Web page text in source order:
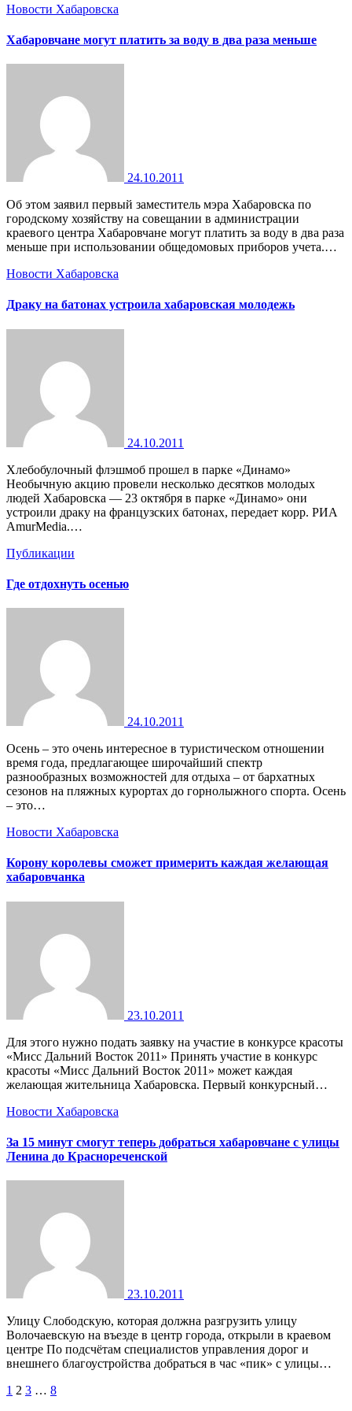
Новости Хабаровска
Хабаровчане могут платить за воду в два раза меньше
24.10.2011
Об этом заявил первый заместитель мэра Хабаровска по
городскому хозяйству на совещании в администрации
краевого центра Хабаровчане могут платить за воду в два раза
меньше при использовании общедомовых приборов учета.…
Новости Хабаровска
Драку на батонах устроила хабаровская молодежь
24.10.2011
Хлебобулочный флэшмоб прошел в парке «Динамо»
Необычную акцию провели несколько десятков молодых
людей Хабаровска — 23 октября в парке «Динамо» они
устроили драку на французских батонах, передает корр. РИА
AmurMedia.…
Публикации
Где отдохнуть осенью
24.10.2011
Осень – это очень интересное в туристическом отношении
время года, предлагающее широчайший спектр
разнообразных возможностей для отдыха – от бархатных
сезонов на пляжных курортах до горнолыжного спорта. Осень
– это…
Новости Хабаровска
Корону королевы сможет примерить каждая желающая
хабаровчанка
23.10.2011
Для этого нужно подать заявку на участие в конкурсе красоты
«Мисс Дальний Восток 2011» Принять участие в конкурс
красоты «Мисс Дальний Восток 2011» может каждая
желающая жительница Хабаровска. Первый конкурсный…
Новости Хабаровска
За 15 минут смогут теперь добраться хабаровчане с улицы
Ленина до Краснореченской
23.10.2011
Улицу Слободскую, которая должна разгрузить улицу
Волочаевскую на въезде в центр города, открыли в краевом
центре По подсчётам специалистов управления дорог и
внешнего благоустройства добраться в час «пик» с улицы…
Пагинация
1 2 3 … 8